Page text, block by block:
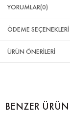
YORUMLAR(0)
ÖDEME SEÇENEKLERI
ÜRÜN ÖNERILERI
BENZER